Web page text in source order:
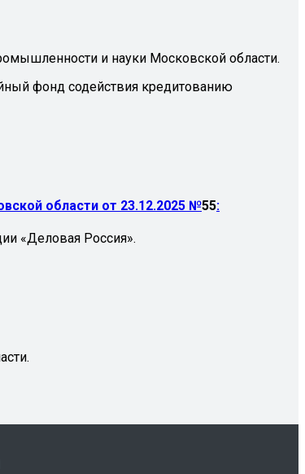
и науки Московской области.
фонд содействия кредитованию
области от 23.12.2025 №55:
«Деловая Россия».